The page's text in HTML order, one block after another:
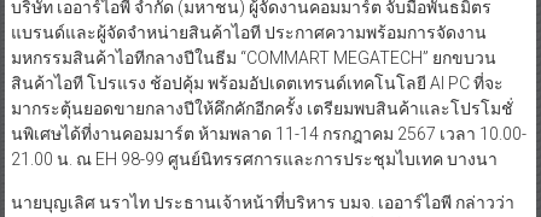
บริษัท เออาร์ไอพี จำกัด (มหาชน) ผู้จัดงานคอมมาร์ต จับมือพันธมิตร
แบรนด์และผู้จัดจำหน่ายสินค้าไอที ประกาศความพร้อมการจัดงาน
มหกรรมสินค้าไอทีกลางปีในธีม “COMMART MEGATECH” ยกขบวน
สินค้าไอที โปรแรง ช้อปคุ้ม พร้อมอัปเดตเทรนด์เทคโนโลยี AI PC ที่จะ
มากระตุ้นยอดขายกลางปีให้คึกคักอีกครั้ง เตรียมพบสินค้าและโปรโมชั่
นพิเศษได้ที่งานคอมมาร์ต ห้ามพลาด 11-14 กรกฎาคม 2567 เวลา 10.00-
21.00 น. ณ EH 98-99 ศูนย์นิทรรศการและการประชุมไบเทค บางนา
นายบุญเลิศ นราไท ประธานเจ้าหน้าที่บริหาร บมจ. เออาร์ไอพี กล่าวว่า